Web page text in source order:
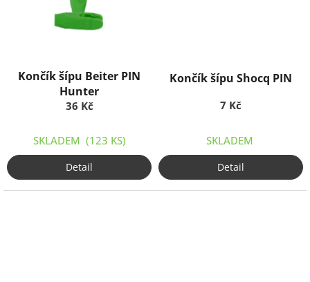
Končík šípu Beiter PIN
Hunter
36 Kč
SKLADEM (123 KS)
Detail
Končík šípu Shocq PIN
7 Kč
SKLADEM
Detail